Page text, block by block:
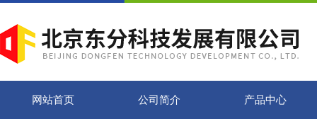
网站首页 公司简介 产品中心